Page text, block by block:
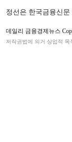
정선은 한국금융신문
데일리 금융경제뉴스
저작권법에 의거 상업적